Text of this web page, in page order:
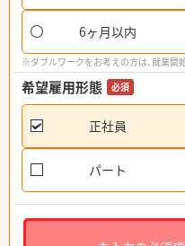
6ヶ月以内
※ダブルワークをお考えの方は、就業開
希望雇用形態 必須
正社員
パート